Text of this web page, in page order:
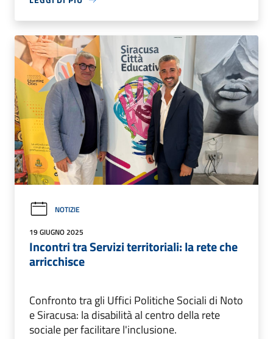
NOTIZIE
19 GIUGNO 2025
Incontri tra Servizi territoriali: la rete che
arricchisce
Confronto tra gli Uffici Politiche Sociali di Noto
e Siracusa: la disabilità al centro della rete
sociale per facilitare l'inclusione.